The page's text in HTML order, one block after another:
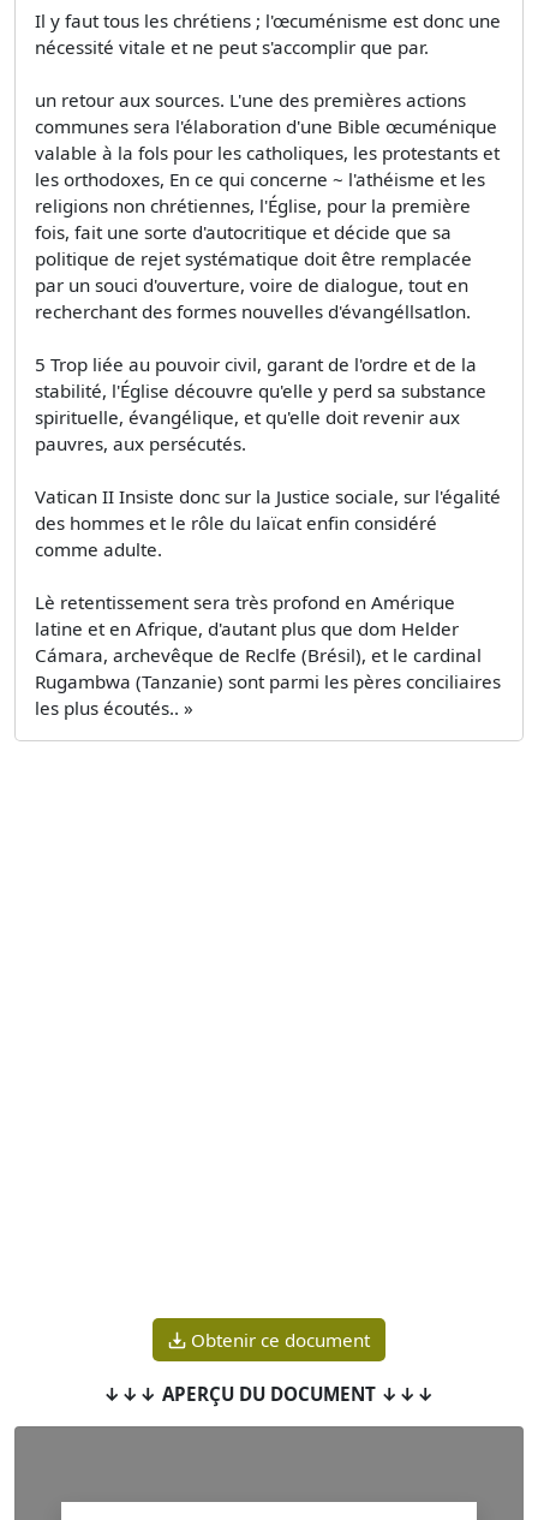
Il y faut tous les chrétiens ; l'œcuménisme est donc une
nécessité vitale et ne peut s'accomplir que par.
un retour aux sources. L'une des premières actions
communes sera l'élaboration d'une Bible œcuménique
valable à la fols pour les catholiques, les protestants et
les orthodoxes, En ce qui concerne ~ l'athéisme et les
religions non chrétiennes, l'Église, pour la première
fois, fait une sorte d'autocritique et décide que sa
politique de rejet systématique doit être remplacée
par un souci d'ouverture, voire de dialogue, tout en
recherchant des formes nouvelles d'évangéllsatlon.
5 Trop liée au pouvoir civil, garant de l'ordre et de la
stabilité, l'Église découvre qu'elle y perd sa substance
spirituelle, évangélique, et qu'elle doit revenir aux
pauvres, aux persécutés.
Vatican II Insiste donc sur la Justice sociale, sur l'égalité
des hommes et le rôle du laïcat enfin considéré
comme adulte.
Lè retentissement sera très profond en Amérique
latine et en Afrique, d'autant plus que dom Helder
Cámara, archevêque de Reclfe (Brésil), et le cardinal
Rugambwa (Tanzanie) sont parmi les pères conciliaires
les plus écoutés.. »
Obtenir ce document
↓↓↓ APERÇU DU DOCUMENT ↓↓↓